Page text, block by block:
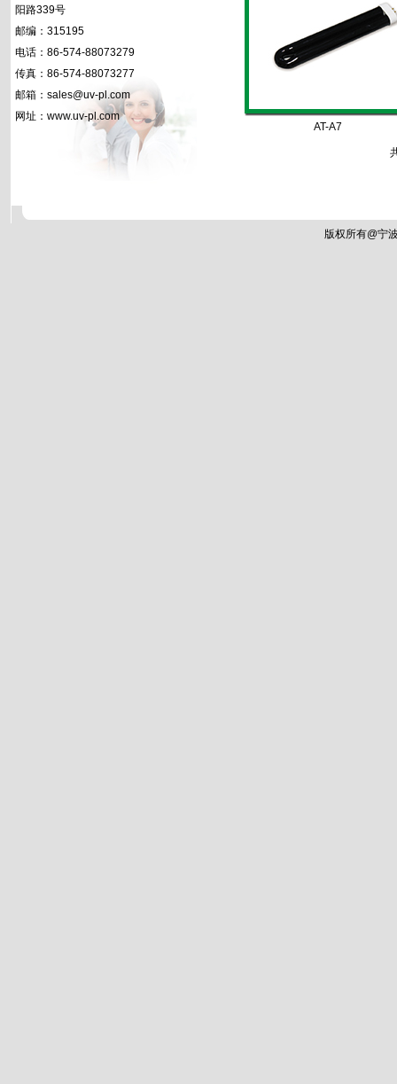
阳路339号
邮编：315195
电话：86-574-88073279
传真：86-574-88073277
邮箱：sales@uv-pl.com
网址：www.uv-pl.com
AT-A7
版权所有@宁